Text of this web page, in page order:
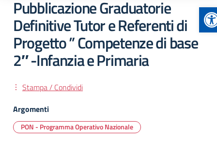
Pubblicazione Graduatorie
Definitive Tutor e Referenti di
Progetto ” Competenze di base
2″ -Infanzia e Primaria
Stampa / Condividi
Argomenti
PON - Programma Operativo Nazionale